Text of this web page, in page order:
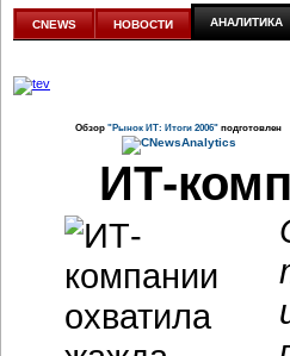
аналитике
CNEWS НОВОСТИ АНАЛИТИКА
Обзор "Рынок ИТ: Итоги 2006" подготовлен
ИТ-